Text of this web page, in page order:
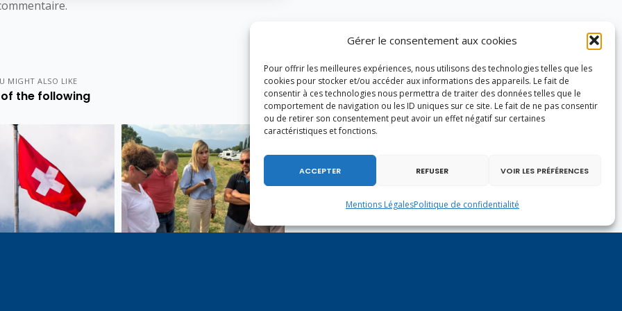
Gérer le consentement aux cookies
Pour offrir les meilleures expériences, nous utilisons des technologies telles que les
cookies pour stocker et/ou accéder aux informations des appareils. Le fait de
consentir à ces technologies nous permettra de traiter des données telles que le
comportement de navigation ou les ID uniques sur ce site. Le fait de ne pas consentir
ou de retirer son consentement peut avoir un effet négatif sur certaines
caractéristiques et fonctions.
ACCEPTER REFUSER VOIR LES PRÉFÉRENCES
Mentions LégalesPolitique de confidentialité
MIGHT ALSO LIKE
of the following